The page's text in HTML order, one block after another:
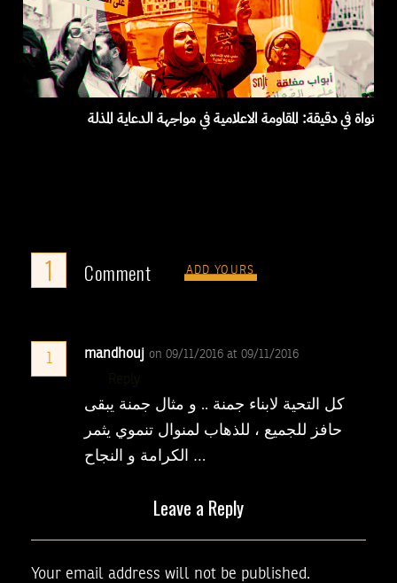
نواة في دقيقة: المقاومة الاعلامية في مواجهة الدعاية المذلة
1 Comment ADD YOURS
1 mandhouj on 09/11/2016 at 09/11/2016
كل التحية لابناء جمنة .. و مثال جمنة يبقى
حافز للجميع ، للذهاب لمنوال تنموي يثمر
الكرامة و النجاح …
Leave a Reply
Your email address will not be published.